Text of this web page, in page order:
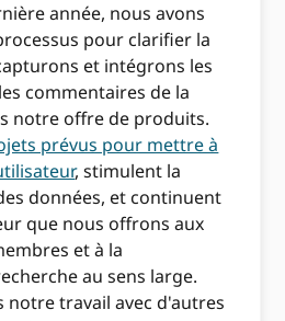
année, nous avons
pour clarifier la
et intégrons les
commentaires de la
notre offre de produits.
prévus pour mettre à
, stimulent la
données, et continuent
que nous offrons aux
et à la
au sens large.
notre travail avec d'autres